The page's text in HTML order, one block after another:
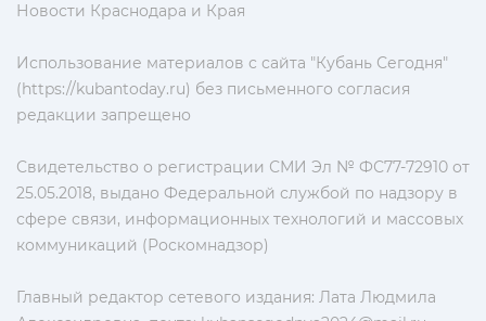
Новости Краснодара и Края
Использование материалов с сайта "Кубань Сегодня"
(https://kubantoday.ru) без письменного согласия
редакции запрещено
Свидетельство о регистрации СМИ Эл № ФС77-72910 от
25.05.2018, выдано Федеральной службой по надзору в
сфере связи, информационных технологий и массовых
коммуникаций (Роскомнадзор)
Главный редактор сетевого издания: Лата Людмила